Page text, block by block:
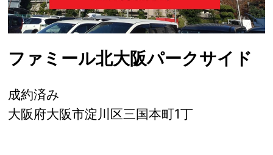
ファミール北大阪パークサイド
成約済み
大阪府大阪市淀川区三国本町1丁